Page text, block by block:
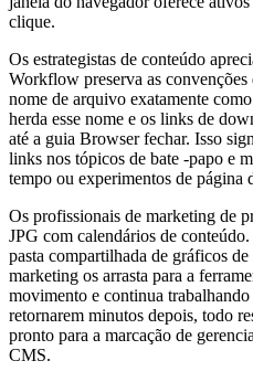
clique.
Os estrategistas de conteúdo
Workflow preserva as
nome de arquivo exatamente
herda esse nome e os links de
até a guia Browser fechar. Isso
links nos tópicos de bate -papo e
tempo ou experimentos de página
Os profissionais de marketing de
JPG com calendários de
pasta compartilhada de gráficos
marketing os arrasta para a
movimento e continua
retornarem minutos depois, todo
pronto para a marcação de
CMS.